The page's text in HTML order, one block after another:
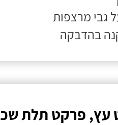
גבי מרצפות
בהדבקה
עץ, פרקט תלת